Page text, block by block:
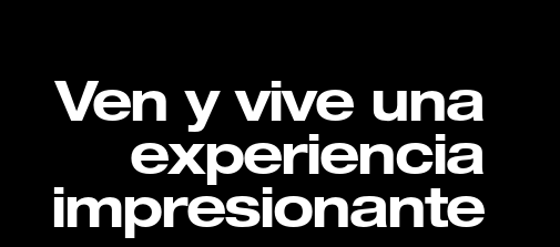
Ven y vive una
experiencia
impresionante